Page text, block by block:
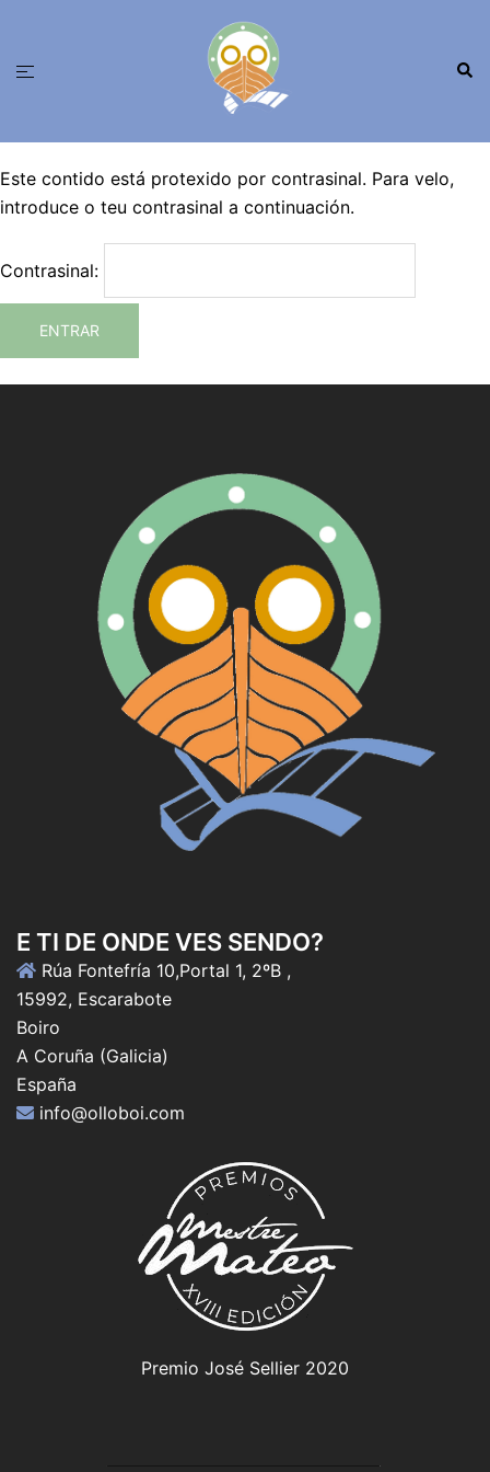
contido
Alternar
Este contido está protexido por contrasinal. Para velo,
introduce o teu contrasinal a continuación.
Contrasinal:
E TI DE ONDE VES SENDO?
Rúa Fontefría 10,Portal 1, 2ºB ,
15992, Escarabote
Boiro
A Coruña (Galicia)
España
info@olloboi.com
Premio José Sellier 2020